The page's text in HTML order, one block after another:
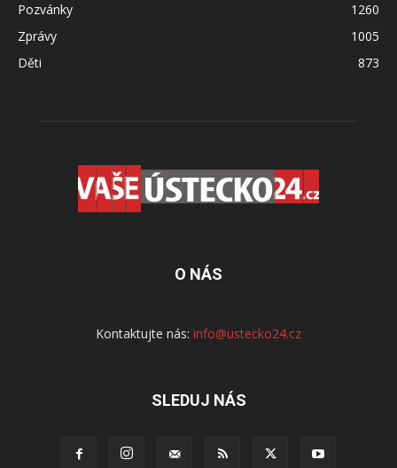
Pozvánky
1260
Zprávy
1005
Děti
873
O NÁS
Kontaktujte nás: info@ustecko24.cz
SLEDUJ NÁS